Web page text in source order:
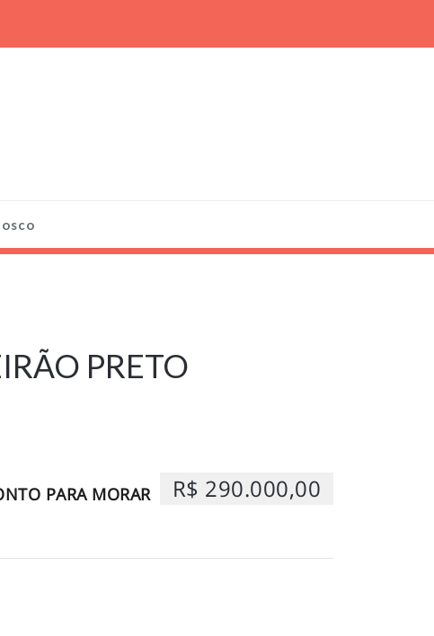
PRETO
PARA MORAR R$ 290.000,00